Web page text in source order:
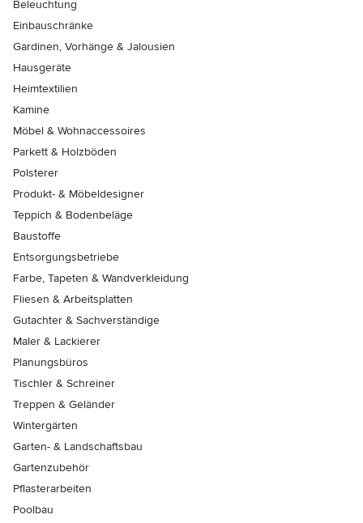
Beleuchtung
Einbauschränke
Gardinen, Vorhänge & Jalousien
Hausgeräte
Heimtextilien
Kamine
Möbel & Wohnaccessoires
Parkett & Holzböden
Polsterer
Produkt- & Möbeldesigner
Teppich & Bodenbeläge
Baustoffe
Entsorgungsbetriebe
Farbe, Tapeten & Wandverkleidung
Fliesen & Arbeitsplatten
Gutachter & Sachverständige
Maler & Lackierer
Planungsbüros
Tischler & Schreiner
Treppen & Geländer
Wintergärten
Garten- & Landschaftsbau
Gartenzubehör
Pflasterarbeiten
Poolbau